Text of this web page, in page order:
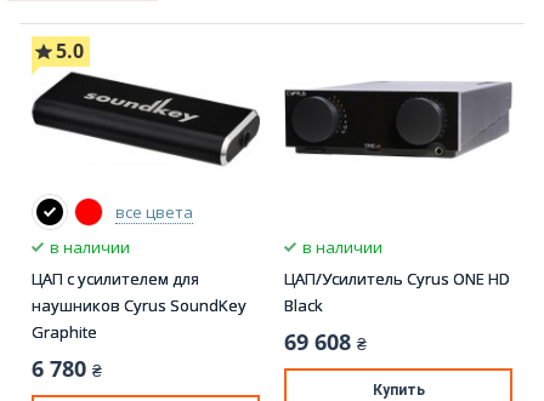
Отправить
5.0
все цвета
в наличии
ЦАП с усилителем для
наушников Cyrus SoundKey
Graphite
6 780 ₴
в наличии
ЦАП/Усилитель Cyrus ONE HD
Black
69 608 ₴
Купить